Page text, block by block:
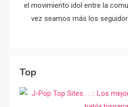
el movimiento idol entre la
vez seamos más los
Top